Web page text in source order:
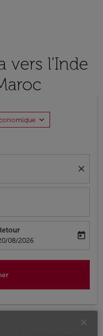
vers l'Inde
expand_more
close
booking-return-date-aria-label
08/2026
today